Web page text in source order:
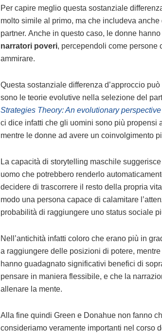
Per capire meglio questa sostanziale
molto simile al primo, ma che includeva
partner. Anche in questo caso, le donne
narratori poveri, percependoli come persone
ammirare.
Questa sostanziale differenza d’approccio
sono le teorie evolutive nella selezione del
Strategies Theory: An evolutionary
ci dice infatti che gli uomini sono più propensi
mentre le donne ad avere un coinvolgimento
La capacità di storytelling maschile
uomo che potrebbero renderlo
decidere di trascorrere il resto della propria vita
modo una persona capace di calamitare
probabilità di raggiungere uno status sociale
Nell’antichità infatti coloro che erano più in
a raggiungere delle posizioni di potere,
hanno guadagnato significativi benefici di
pensare in maniera flessibile, e che la
allenare la mente.
Alla fine quindi Green e Donahue non fanno
consideriamo veramente importanti nel corso